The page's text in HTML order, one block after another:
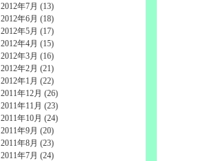
2012年7月 (13)
2012年6月 (18)
2012年5月 (17)
2012年4月 (15)
2012年3月 (16)
2012年2月 (21)
2012年1月 (22)
2011年12月 (26)
2011年11月 (23)
2011年10月 (24)
2011年9月 (20)
2011年8月 (23)
2011年7月 (24)